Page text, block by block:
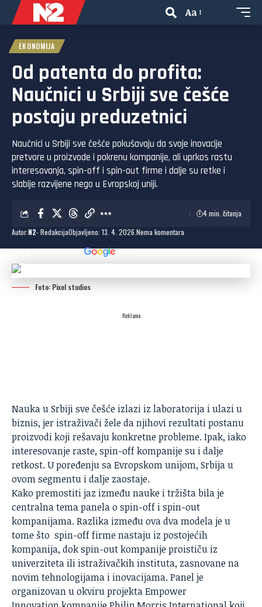
Aa
EKONOMIJA
Od patenta do profita:
Naučnici u Srbiji sve češće
postaju preduzetnici
Naučnici u Srbiji sve češće pokušavaju da svoje inovacije
pretvore u proizvode i pokrenu kompanije, ali uprkos rastu
interesovanja, spin-off i spin-out firme i dalje su retke i
slabije razvijene nego u Evropskoj uniji.
Autor:N2- RedakcijaObjavljeno: 13. 4. 2026. Nema komentara
4 min. čitanja
Dodaj N2 kao omiljeni izvor
Foto: Pixel studios
Reklama
Naukau Srbiji sve češće izlazi iz laboratorija i ulazi u
biznis, jer istraživači žele da njihovi rezultati postanu
proizvodi koji rešavaju konkretne probleme. Ipak, iako
interesovanje raste, spin-off kompanije su i dalje
retkost. U poređenju sa Evropskom unijom, Srbija u
ovom segmentu i dalje zaostaje.
Kako premostiti jaz između nauke i tržišta bila je
centralna tema panela o spin-off i spin-out
kompanijama. Razlika između ova dva modela je u
tome što spin-off firme nastaju iz postojećih
kompanija, dok spin-out kompanije proističu iz
univerziteta ili istraživačkih instituta, zasnovane na
novim tehnologijama i inovacijama. Panel je
organizovan u okviru projektaEmpower